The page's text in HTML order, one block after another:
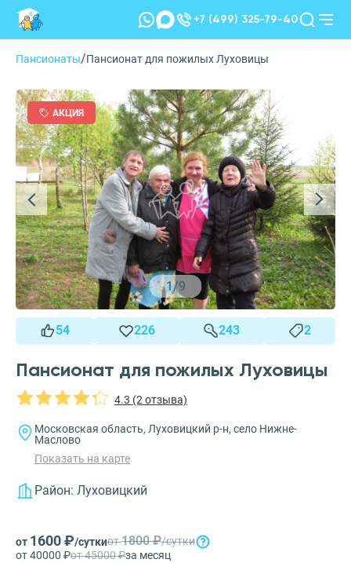
+7 (499) 325-79-40
Пансионаты/Пансионат для пожилых Луховицы
1/9
АКЦИЯ
54 226 243 2
Пансионат для пожилых Луховицы
4.3 (2 отзыва)
Московская область, Луховицкий р-н, село Нижне-
Маслово
Показать на карте
Район: Луховицкий
от 1600 ₽/суткиот1800 ₽/сутки
от 40000 ₽от 45000 ₽за месяц